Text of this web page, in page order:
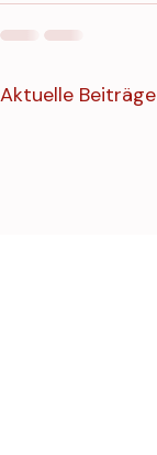
Aktuelle Beiträge